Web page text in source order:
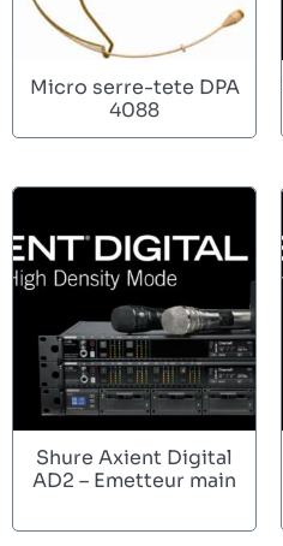
Micro serre-tete DPA
4088
Shure Axient Digital
AD2 – Emetteur main